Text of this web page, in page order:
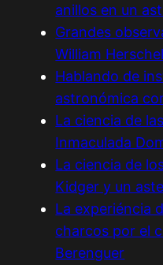
anillos en un
Grandes
William
Hablando de
astronómica
La ciencia de
Inmaculada
La ciencia de
Kidger y un
La experiéncia
charcos por el
Berenguer